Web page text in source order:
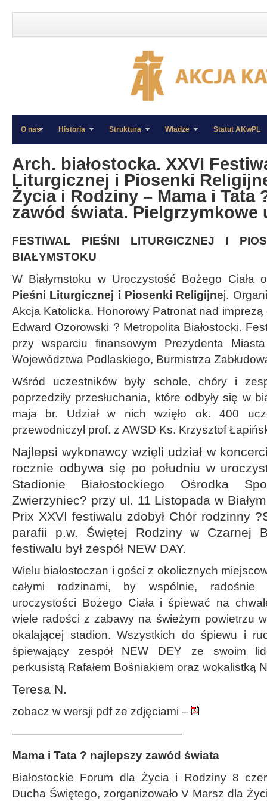
»
»
O nas Historia Struktura Władze Statut AKwPL
Arch. białostocka. XXVI
Liturgicznej i Piosenki
Życia i Rodziny – Mama i Tata
zawód świata. Pielgrzymkowe
FESTIWAL PIEŚNI LITURGICZNEJ I
BIAŁYMSTOKU
W Białymstoku w Uroczystość Bożego Ciała
Pieśni Liturgicznej i Piosenki Religijnej.
Akcja Katolicka. Honorowy Patronat nad imprezą
Edward Ozorowski ? Metropolita Białostocki.
przy wsparciu finansowym Prezydenta
Województwa Podlaskiego, Burmistrza
Wśród uczestników były schole, chóry i
poprzedziły przesłuchania, które odbyły się w
maja br. Udział w nich wzięło ok. 400
przewodniczył prof. z AWSD Ks. Krzysztof
Najlepsi wykonawcy wzięli udział w
rocznie odbywa się po południu w
Stadionie Białostockiego Ośrodka
Zwierzyniec? przy ul. 11 Listopada w
Prix XXVI festiwalu zdobył Chór rodzinny
parafii p.w. Świętej Rodziny w Czarnej
festiwalu był zespół NEW DAY.
Wielu białostoczan i gości z okolicznych
całymi rodzinami, by wspólnie, radośnie
uroczystości Bożego Ciała i śpiewać na
wiele radości z zabawy na świeżym powietrzu
okalającej stadion. Wszystkich do śpiewu i
śpiewający zespół NEW DEY ze swoim
perkusistą Rafałem Bośniakiem oraz wokalistką
Teresa N.
zobacz w wersji pdf ze zdjęciami –
———————————————
Mama i Tata ? najlepszy zawód świata
Białostockie Forum dla Życia i Rodziny 8
Ducha Świętego, zorganizowało V Marsz dla